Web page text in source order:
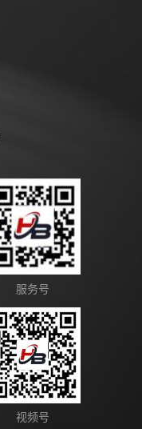
服务号
视频号